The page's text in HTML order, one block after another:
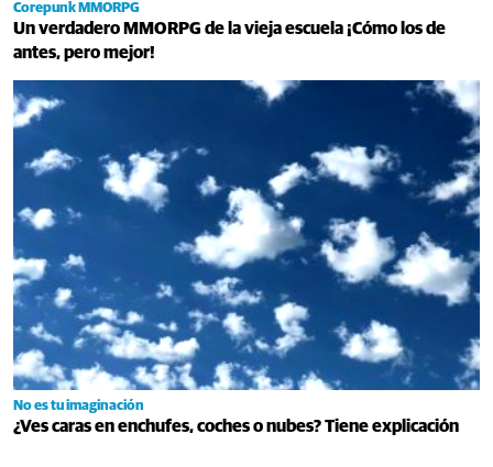
Corepunk MMORPG
Un verdadero MMORPG de la vieja escuela ¡Cómo los de
antes, pero mejor!
No es tu imaginación
¿Ves caras en enchufes, coches o nubes? Tiene explicación